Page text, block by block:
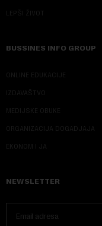
LEPŠI ŽIVOT
BUSSINES INFO GROUP
ONLINE EDUKACIJE
IZDAVAŠTVO
MEDIJSKE OBUKE
ORGANIZACIJA DOGADJAJA
EKONOM I JA
NEWSLETTER